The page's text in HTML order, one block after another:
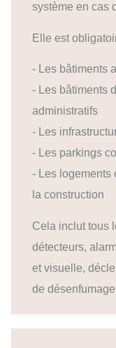
système en cas
Elle est
- Les bâtiments
- Les bâtiments
administratifs
- Les
- Les parkings
- Les logements
la construction
Cela inclut tous
détecteurs,
et visuelle,
de